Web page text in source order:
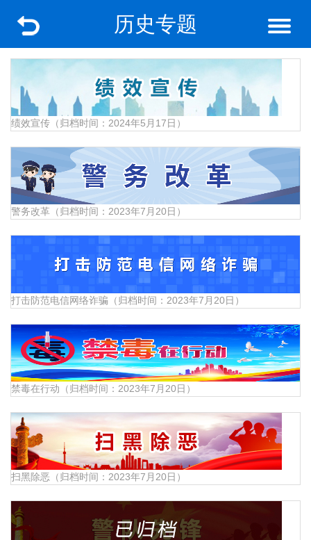
历史专题
绩效宣传（归档时间：2024年5月17日）
警务改革（归档时间：2023年7月20日）
打击防范电信网络诈骗（归档时间：2023年7月20日）
禁毒在行动（归档时间：2023年7月20日）
扫黑除恶（归档时间：2023年7月20日）